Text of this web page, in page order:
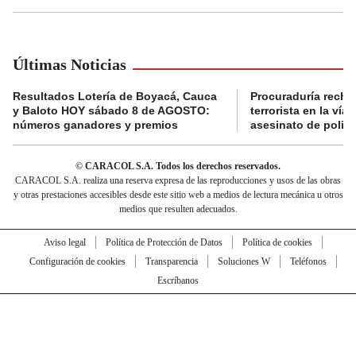
Últimas Noticias
Resultados Lotería de Boyacá, Cauca
y Baloto HOY sábado 8 de AGOSTO:
números ganadores y premios
Procuraduría
terrorista en la vía
asesinato de
© CARACOL S.A. Todos los derechos reservados.
CARACOL S.A. realiza una reserva expresa de las reproducciones y usos de las obras
y otras prestaciones accesibles desde este sitio web a medios de lectura mecánica u otros
medios que resulten adecuados.
Aviso legal Política de Protección de Datos
Política de cookies
Configuración de cookies
Transparencia Soluciones W
Teléfonos
Escríbanos